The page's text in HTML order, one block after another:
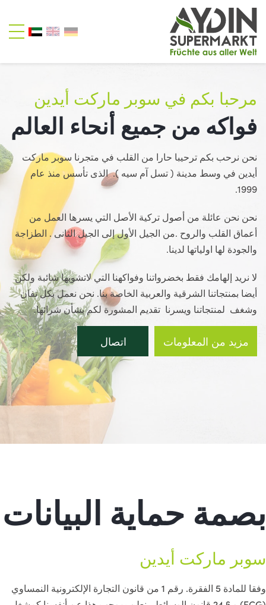
مرحبا بكم في سوبر ماركت أيدين
فواكه من جميع أنحاء العالم
نحن نرحب بكم ترحيبا حارا من القلب في متجرنا سوبر ماركت
أيدين في وسط مدينة ( تسل آم سيه ). الذى تأسس منذ عام
1999.
نحن نحن عائلة من أصول تركية الأصل التي يسرها العمل من
أعماق القلب والروح .من الجيل الأول إلى الجيل الثانى . الطزاجة
والجودة لها اولياتها لدينا.
لا نريد إلهامك فقط بخضرواتنا وفواكهنا التي لاتشوبها شائبة ولكن
أيضا بمنتجاتنا الشرقية والعربية الخاصة بنا. نحن نعمل بكل تفان
وشغف لمنتجاتنا ويسرنا تقديم المشورة لكم بشأن شرائها.
مزيد من المعلومات اتصال
بصمة حماية البيانات
سوبر ماركت أيدين
وفقا للمادة 5 الفقرة. رقم 1 من قانون التجارة الإلكترونية النمساوي